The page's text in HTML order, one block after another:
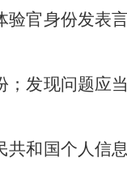
验官身份发
；发现问题
和国个人信